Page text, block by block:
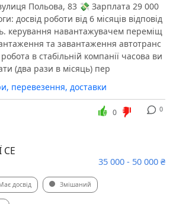
Польова, 83 💸 Зарплата 29 000
досвід роботи від 6 місяців відповід
керування навантажувачем переміщ
та завантаження автотранс
в стабільній компанії часова ви
(два рази в місяць) пер
перевезення, доставки
0
0
СЕ
35 000 - 50 000 ₴
досвід Змішаний